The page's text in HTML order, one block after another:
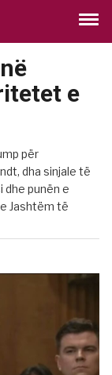
e
për
dha sinjale të
punën e
Jashtëm të